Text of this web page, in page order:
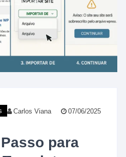
Carlos Viana 07/06/2025
para